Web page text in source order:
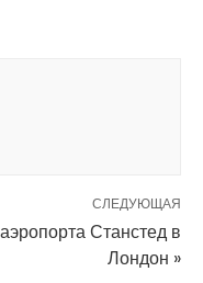
СЛЕДУЮЩАЯ
Станстед в
Лондон »